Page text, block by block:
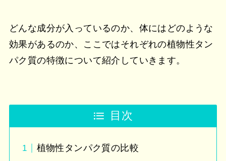
どんな成分が入っているのか、体にはどのような
効果があるのか、ここではそれぞれの植物性タン
パク質の特徴について紹介していきます。
目次
植物性タンパク質の比較